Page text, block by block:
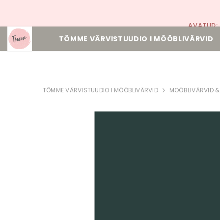
AVATUD:
TÕMME VÄRVISTUUDIO I MÖÖBLIVÄRVID
TÕMME VÄRVISTUUDIO I MÖÖBLIVÄRVID MÖÖBLIVÄRVID